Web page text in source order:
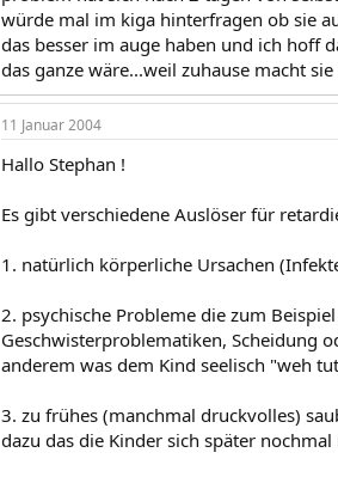
würde mal im kiga hinterfragen ob sie
das besser im auge haben und ich hoff
das ganze wäre...weil zuhause macht
11 Januar 2004
Hallo Stephan !
Es gibt verschiedene Auslöser für
1. natürlich körperliche Ursachen
2. psychische Probleme die zum
Geschwisterproblematiken, Scheidung
anderem was dem Kind seelisch "weh
3. zu frühes (manchmal druckvolles)
dazu das die Kinder sich später